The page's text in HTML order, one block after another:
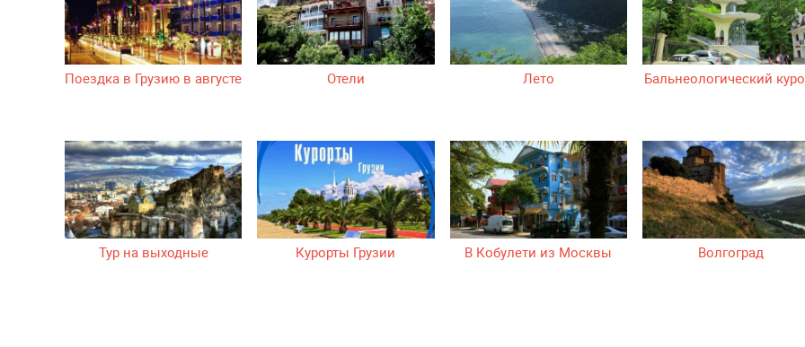
Поездка в Грузию в августе Отели Лето Бальнеологический
Тур на выходные Курорты Грузии В Кобулети из Москвы Волгоград